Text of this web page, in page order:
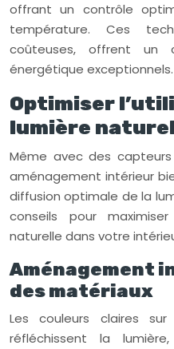
offrant un contrôle
température. Ces
coûteuses, offrent
énergétique exceptionnels.
Optimiser
lumière
Même avec des
aménagement intérieur
diffusion optimale de la
conseils pour
naturelle dans votre
Aménagement
des matériaux
Les couleurs claires
réfléchissent la